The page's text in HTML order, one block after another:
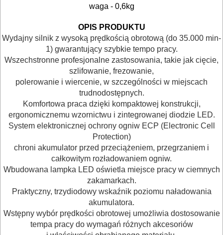
I
ELEKTRY..
GLAZURNICZE
AKCESORIA
MASZYNKI
URZĄDZENIA
BUDOWLANE
MASZYNY
NARZĘDZIA
BRUKARSKIE
OBRÓBKA
DREWNA
waga - 0,6kg
OPIS PRODUKTU
Wydajny silnik z wysoką prędkością obrotową (do 35.000 min-
1) gwarantujący szybkie tempo pracy.
Wszechstronne profesjonalne zastosowania, takie jak cięcie,
szlifowanie, frezowanie,
polerowanie i wiercenie, w szczególności w miejscach
trudnodostępnych.
Komfortowa praca dzięki kompaktowej konstrukcji,
ergonomicznemu wzornictwu i zintegrowanej diodzie LED.
System elektronicznej ochrony ogniw ECP (Electronic Cell
Protection)
chroni akumulator przed przeciążeniem, przegrzaniem i
całkowitym rozładowaniem ogniw.
Wbudowana lampka LED oświetla miejsce pracy w ciemnych
zakamarkach.
Praktyczny, trzydiodowy wskaźnik poziomu naładowania
akumulatora.
Wstępny wybór prędkości obrotowej umożliwia dostosowanie
tempa pracy do wymagań różnych akcesoriów